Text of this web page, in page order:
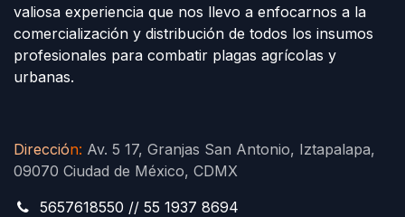
valiosa experiencia que nos llevo a enfocarnos a la
comercialización y distribución de todos los insumos
profesionales para combatir plagas agrícolas y
urbanas.
Dirección: Av. 5 17, Granjas San Antonio, Iztapalapa,
09070 Ciudad de México, CDMX
5657618550 // 55 1937 8694